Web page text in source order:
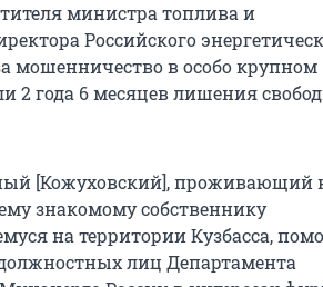
министра топлива и
Российского
мошенничество в особо крупном
2 года 6 месяцев лишения
[Кожуховский], проживающий
знакомому собственнику
на территории Кузбасса,
лиц Департамента